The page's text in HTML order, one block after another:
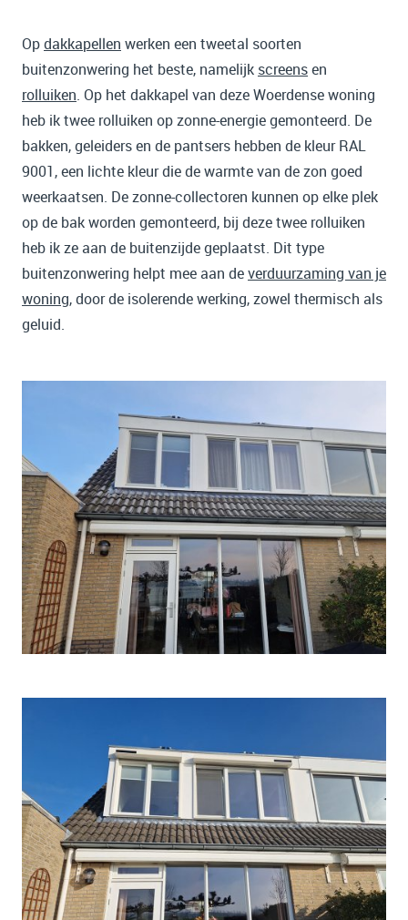
Opdakkapellen werken een tweetal soorten
buitenzonwering het beste, namelijk screensen
rolluiken. Op het dakkapel van deze Woerdense woning
heb ik twee rolluiken op zonne-energie gemonteerd. De
bakken, geleiders en de pantsers hebben de kleur RAL
9001, een lichte kleur die de warmte van de zon goed
weerkaatsen. De zonne-collectoren kunnen op elke plek
op de bak worden gemonteerd, bij deze twee rolluiken
heb ik ze aan de buitenzijde geplaatst. Dit type
buitenzonwering helpt mee aan deverduurzaming van je
woning, door de isolerende werking, zowel thermisch als
geluid.